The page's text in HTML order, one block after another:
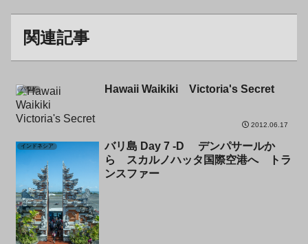
関連記事
ハワイ Hawaii Waikiki Victoria's Secret
2012.06.17
インドネシア
バリ島 Day 7 -D デンパサールか
ら スカルノハッタ国際空港へ トラ
ンスファー